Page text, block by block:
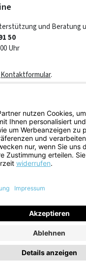
und Beratung
50
Uhr
Kontaktformular.
© 2026 Think! Store
Mehrwertsteuer zzgl.
wenn nicht